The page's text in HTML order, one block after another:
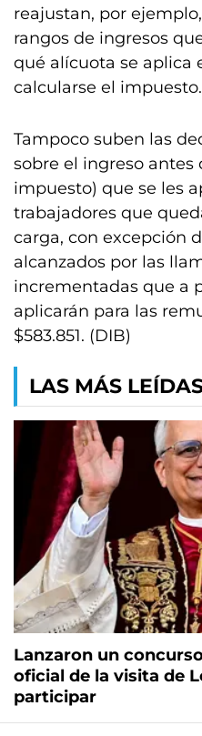
reajustan, por
rangos de ingresos
qué alícuota se aplica
calcularse el impuesto.
Tampoco suben las
sobre el ingreso antes
impuesto) que se les
trabajadores que
carga, con excepción
alcanzados por las
incrementadas que a
aplicarán para las
$583.851. (DIB)
LAS MÁS
Lanzaron un
oficial de la visita de
participar